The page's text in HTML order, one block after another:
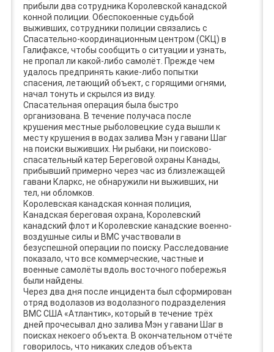
прибыли два сотрудника Королевской канадской
конной полиции. Обеспокоенные судьбой
выживших, сотрудники полиции связались с
Спасательно-координационным центром (СКЦ) в
Галифаксе, чтобы сообщить о ситуации и узнать,
не пропал ли какой-либо самолёт. Прежде чем
удалось предпринять какие-либо попытки
спасения, летающий объект, с горящими огнями,
начал тонуть и скрылся из виду.
Спасательная операция была быстро
организована. В течение получаса после
крушения местные рыболовецкие суда вышли к
месту крушения в водах залива Мэн у гавани Шаг
на поиски выживших. Ни рыбаки, ни поисково-
спасательный катер Береговой охраны Канады,
прибывший примерно через час из близлежащей
гавани Кларкс, не обнаружили ни выживших, ни
тел, ни обломков.
Королевская канадская конная полиция,
Канадская береговая охрана, Королевский
канадский флот и Королевские канадские военно-
воздушные силы и ВМС участвовали в
безуспешной операции по поиску. Расследование
показало, что все коммерческие, частные и
военные самолёты вдоль восточного побережья
были найдены.
Через два дня после инцидента был сформирован
отряд водолазов из водолазного подразделения
ВМС США «Атлантик», который в течение трёх
дней прочесывал дно залива Мэн у гавани Шаг в
поисках некоего объекта. В окончательном отчёте
говорилось, что никаких следов объекта